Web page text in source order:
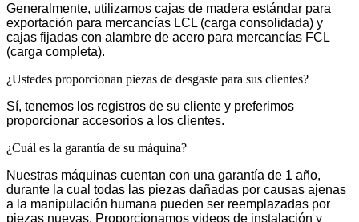
Generalmente, utilizamos cajas de madera estándar para
exportación para mercancías LCL (carga consolidada) y
cajas fijadas con alambre de acero para mercancías FCL
(carga completa).
¿Ustedes proporcionan piezas de desgaste para sus clientes?
Sí, tenemos los registros de su cliente y preferimos
proporcionar accesorios a los clientes.
¿Cuál es la garantía de su máquina?
Nuestras máquinas cuentan con una garantía de 1 año,
durante la cual todas las piezas dañadas por causas ajenas
a la manipulación humana pueden ser reemplazadas por
piezas nuevas. Proporcionamos videos de instalación y